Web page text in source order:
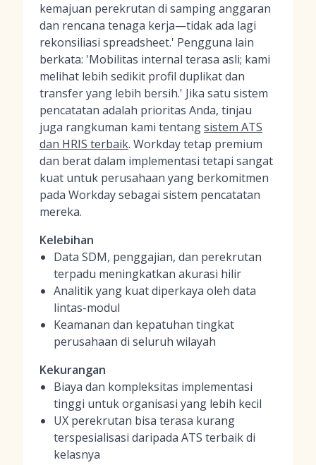
kemajuan perekrutan di samping anggaran
dan rencana tenaga kerja—tidak ada lagi
rekonsiliasi spreadsheet.' Pengguna lain
berkata: 'Mobilitas internal terasa asli; kami
melihat lebih sedikit profil duplikat dan
transfer yang lebih bersih.' Jika satu sistem
pencatatan adalah prioritas Anda, tinjau
juga rangkuman kami tentangsistem ATS
dan HRIS terbaik. Workday tetap premium
dan berat dalam implementasi tetapi sangat
kuat untuk perusahaan yang berkomitmen
pada Workday sebagai sistem pencatatan
mereka.
Kelebihan
Data SDM, penggajian, dan perekrutan
terpadu meningkatkan akurasi hilir
Analitik yang kuat diperkaya oleh data
lintas-modul
Keamanan dan kepatuhan tingkat
perusahaan di seluruh wilayah
Kekurangan
Biaya dan kompleksitas implementasi
tinggi untuk organisasi yang lebih kecil
UX perekrutan bisa terasa kurang
terspesialisasi daripada ATS terbaik di
kelasnya